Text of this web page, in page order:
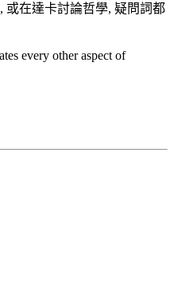
或在達卡討論哲學, 疑問詞都
every other aspect of